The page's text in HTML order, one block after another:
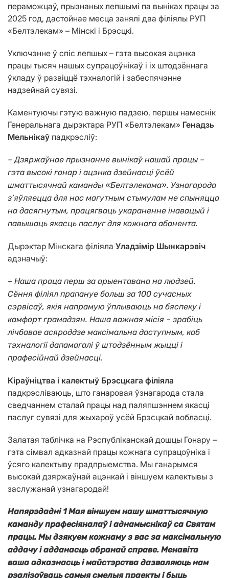
пераможцаў, прызнаных лепшымі па выніках працы за
2025 год, дастойнае месца занялі два філіялы РУП
«Белтэлекам» – Мінскі і Брэсцкі.
Уключэнне ў спіс лепшых – гэта высокая ацэнка
працы тысяч нашых супрацоўнікаў і іх штодзённага
ўкладу ў развіццё тэхналогій і забеспячэнне
надзейнай сувязі.
Каментуючы гэтую важную падзею, першы намеснік
Генеральнага дырэктара РУП «Белтэлекам» Генадзь
Мельнікаў падкрэсліў:
– Дзяржаўнае прызнанне вынікаў нашай працы –
гэта высокі гонар і ацэнка дзейнасці ўсёй
шматтысячнай каманды «Белтэлекама». Узнагарода
з’яўляецца для нас магутным стымулам не спыняцца
на дасягнутым, працягваць укараненне інавацый і
павышаць якасць паслуг для кожнага абанента.
Дырэктар Мінскага філіяла Уладзімір Шынкарэвіч
адзначыў:
– Наша праца перш за арыентавана на людзей.
Сёння філіял прапануе больш за 100 сучасных
сэрвісаў, якія напрамую ўплываюць на бяспеку і
камфорт грамадзян. Наша важная місія – зрабіць
лічбавае асяроддзе максімальна даступным, каб
тэхналогіі дапамагалі ў штодзённым жыцці і
прафесійнай дзейнасці.
Кіраўніцтва і калектыў Брэсцкага філіяла
падкрэсліваюць, што ганаровая ўзнагарода стала
сведчаннем сталай працы над паляпшэннем якасці
паслуг сувязі для жыхароў усёй Брэсцкай вобласці.
Залатая таблічка на Рэспубліканскай дошцы Гонару –
гэта сімвал адказнай працы кожнага супрацоўніка і
ўсяго калектыву прадпрыемства. Мы ганарымся
высокай дзяржаўнай ацэнкай і віншуем калектывы з
заслужанай узнагародай!
Напярэдадні 1 Мая віншуем нашу шматтысячную
каманду прафесіяналаў і аднамыснікаў са Святам
працы. Мы дзякуем кожнаму з вас за максімальную
аддачу і адданасць абранай справе. Менавіта
ваша адказнасць і майстэрства дазваляюць нам
рэалізоўваць самыя смелыя праекты і быць